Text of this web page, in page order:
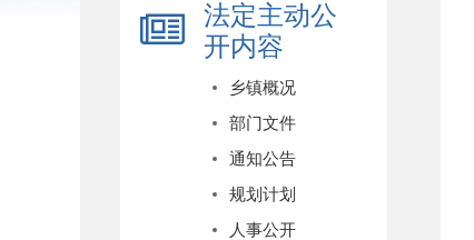
法定主动公
开内容
乡镇概况
部门文件
通知公告
规划计划
人事公开